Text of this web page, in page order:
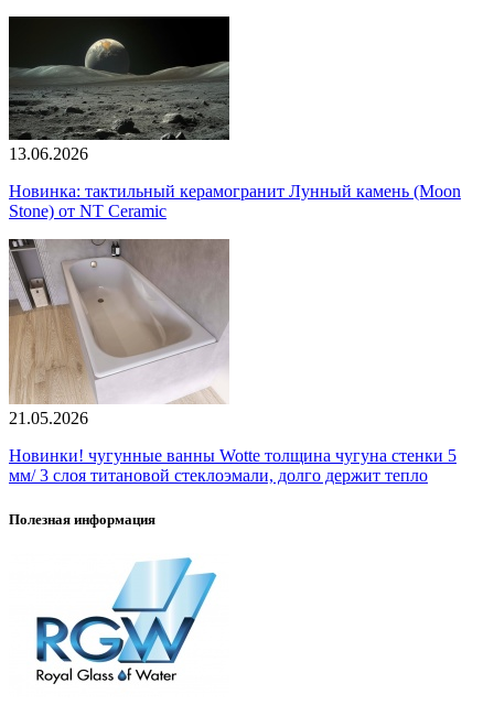
13.06.2026
Новинка: тактильный керамогранит Лунный камень (Moon
Stone) от NT Ceramic
21.05.2026
Новинки! чугунные ванны Wotte толщина чугуна стенки 5
мм/ 3 слоя титановой стеклоэмали, долго держит тепло
Полезная информация